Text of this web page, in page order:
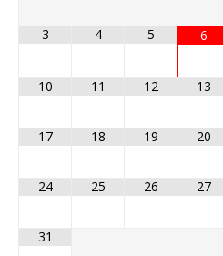
3 4 5 6
10 11 12 13
17 18 19 20
24 25 26 27
31